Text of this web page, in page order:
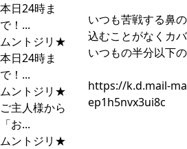
本日24時ま
で！...
ムントジリ★
本日24時ま
で！...
ムントジリ★
ご主人様から
「お...
ムントジリ★
いつも苦戦する鼻
込むことがなくカバ
いつもの半分以下
https://k.d.mail-
ep1h5nvx3ui8c